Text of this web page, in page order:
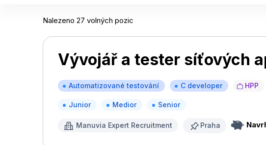
Nalezeno 27 volných pozic
Vývojář a tester síťových
Automatizované testování C developer HPP
Junior Medior Senior
Manuvia Expert Recruitment Praha